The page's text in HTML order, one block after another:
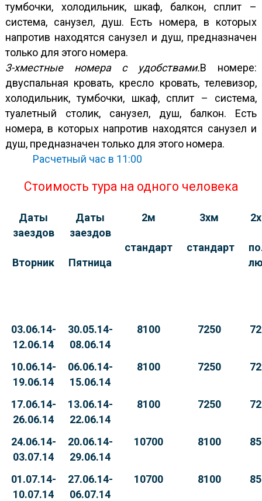
тумбочки, холодильник, шкаф, балкон, сплит –
система, санузел, душ. Есть номера, в которых
напротив находятся санузел и душ, предназначен
только для этого номера.
3-хместные номера с удобствами.В номере:
двуспальная кровать, кресло кровать, телевизор,
холодильник, тумбочки, шкаф, сплит – система,
туалетный столик, санузел, душ, балкон. Есть
номера, в которых напротив находятся санузел и
душ, предназначен только для этого номера.
Расчетный час в 11:00
Стоимость тура на одного человека
Даты
заездов
Вторник
Даты
заездов
Пятница
2м
стандарт
3хм
стандарт
03.06.14-
12.06.14
30.05.14-
08.06.14
8100 7250
10.06.14-
19.06.14
06.06.14-
15.06.14
8100 7250
17.06.14-
26.06.14
13.06.14-
22.06.14
8100 7250
24.06.14-
03.07.14
20.06.14-
29.06.14
10700 8100
01.07.14-
10.07.14
27.06.14-
06.07.14
10700 8100